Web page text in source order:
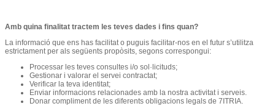
Amb quina finalitat tractem les teves dades i fins quan?
La informació que ens has facilitat o puguis facilitar-nos en el futur s’utilitza
estrictament per als següents propòsits, segons correspongui:
Processar les teves consultes i/o sol·licituds;
Gestionar i valorar el servei contractat;
Verificar la teva identitat;
Enviar informacions relacionades amb la nostra activitat i serveis.
Donar compliment de les diferents obligacions legals de 7ITRIA.